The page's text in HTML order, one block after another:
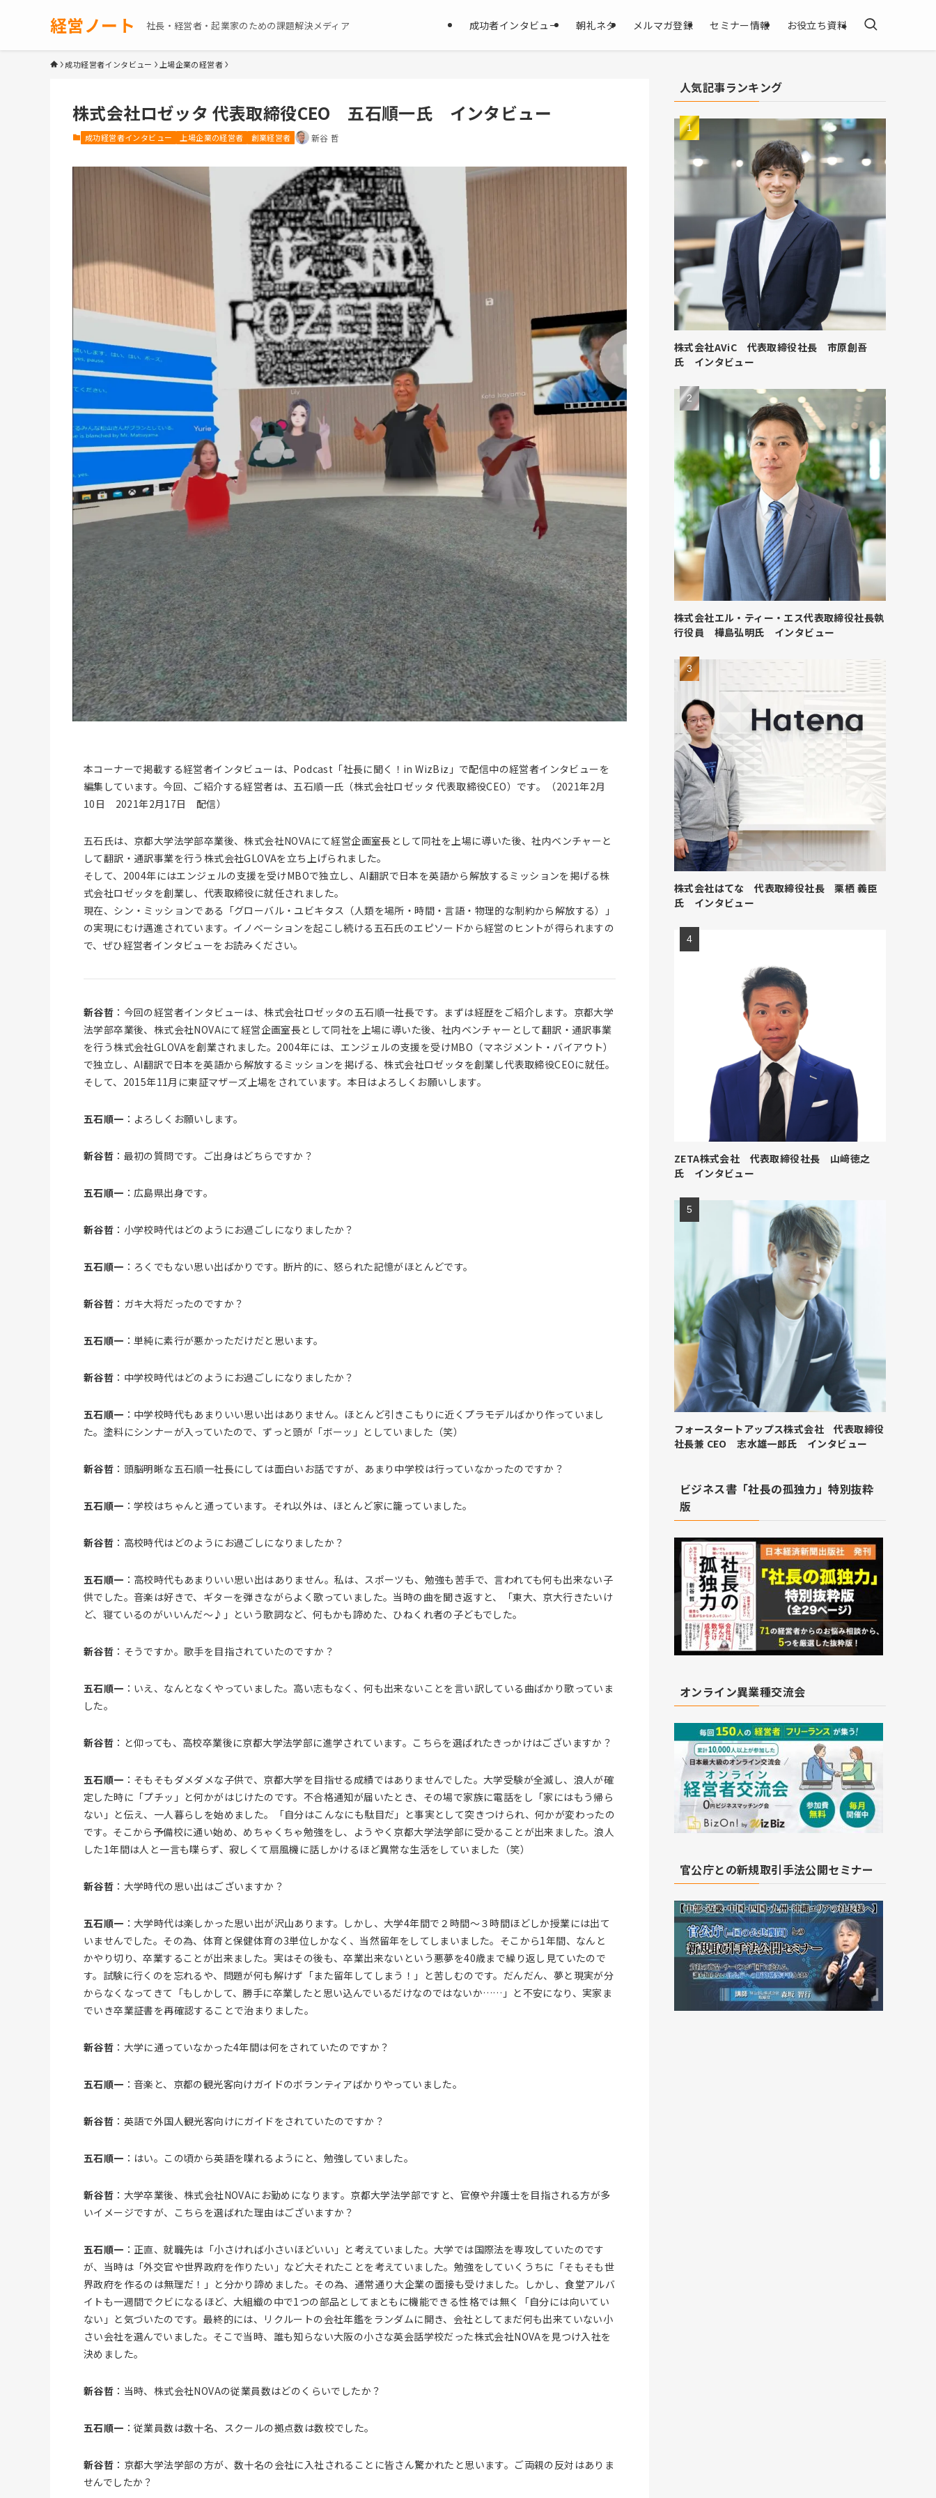
経営ノート 社長・経営者・起業家のための課題解決メディア 成功者インタビュー 朝礼ネタ メルマガ登録 セミナー情報 お役立ち資料
成功経営者インタビュー 上場企業の経営者
株式会社ロゼッタ 代表取締役CEO 五石順一氏 インタビュー
成功経営者インタビュー 上場企業の経営者 創業経営者 新谷 哲
本コーナーで掲載する経営者インタビューは、Podcast「社長に聞く！in WizBiz」で配信中の経営者インタビューを
編集しています。今回、ご紹介する経営者は、五石順一氏（株式会社ロゼッタ 代表取締役CEO）です。（2021年2月
10日 2021年2月17日 配信）
五石氏は、京都大学法学部卒業後、株式会社NOVAにて経営企画室長として同社を上場に導いた後、社内ベンチャーと
して翻訳・通訳事業を行う株式会社GLOVAを立ち上げられました。
そして、2004年にはエンジェルの支援を受けMBOで独立し、AI翻訳で日本を英語から解放するミッションを掲げる株
式会社ロゼッタを創業し、代表取締役に就任されました。
現在、シン・ミッションである「グローバル・ユビキタス（人類を場所・時間・言語・物理的な制約から解放する）」
の実現にむけ邁進されています。イノベーションを起こし続ける五石氏のエピソードから経営のヒントが得られますの
で、ぜひ経営者インタビューをお読みください。
新谷哲 ：今回の経営者インタビューは、株式会社ロゼッタの五石順一社長です。まずは経歴をご紹介します。京都大学
法学部卒業後、株式会社NOVAにて経営企画室長として同社を上場に導いた後、社内ベンチャーとして翻訳・通訳事業
を行う株式会社GLOVAを創業されました。2004年には、エンジェルの支援を受けMBO（マネジメント・バイアウト）
で独立し、AI翻訳で日本を英語から解放するミッションを掲げる、株式会社ロゼッタを創業し代表取締役CEOに就任。
そして、2015年11月に東証マザーズ上場をされています。本日はよろしくお願いします。
五石順一 ：よろしくお願いします。
新谷哲 ：最初の質問です。ご出身はどちらですか？
五石順一 ：広島県出身です。
新谷哲 ：小学校時代はどのようにお過ごしになりましたか？
五石順一 ：ろくでもない思い出ばかりです。断片的に、怒られた記憶がほとんどです。
新谷哲 ：ガキ大将だったのですか？
五石順一 ：単純に素行が悪かっただけだと思います。
新谷哲 ：中学校時代はどのようにお過ごしになりましたか？
五石順一 ：中学校時代もあまりいい思い出はありません。ほとんど引きこもりに近くプラモデルばかり作っていまし
た。塗料にシンナーが入っていたので、ずっと頭が「ボーッ」としていました（笑）
新谷哲 ：頭脳明晰な五石順一社長にしては面白いお話ですが、あまり中学校は行っていなかったのですか？
五石順一 ：学校はちゃんと通っています。それ以外は、ほとんど家に籠っていました。
新谷哲 ：高校時代はどのようにお過ごしになりましたか？
五石順一 ：高校時代もあまりいい思い出はありません。私は、スポーツも、勉強も苦手で、言われても何も出来ない子
供でした。音楽は好きで、ギターを弾きながらよく歌っていました。当時の曲を聞き返すと、「東大、京大行きたいけ
ど、寝ているのがいいんだ～♪」という歌詞など、何もかも諦めた、ひねくれ者の子どもでした。
新谷哲 ：そうですか。歌手を目指されていたのですか？
五石順一 ：いえ、なんとなくやっていました。高い志もなく、何も出来ないことを言い訳している曲ばかり歌っていま
した。
新谷哲 ：と仰っても、高校卒業後に京都大学法学部に進学されています。こちらを選ばれたきっかけはございますか？
五石順一 ：そもそもダメダメな子供で、京都大学を目指せる成績ではありませんでした。大学受験が全滅し、浪人が確
定した時に「プチッ」と何かがはじけたのです。不合格通知が届いたとき、その場で家族に電話をし「家にはもう帰ら
ない」と伝え、一人暮らしを始めました。「自分はこんなにも駄目だ」と事実として突きつけられ、何かが変わったの
です。そこから予備校に通い始め、めちゃくちゃ勉強をし、ようやく京都大学法学部に受かることが出来ました。浪人
した1年間は人と一言も喋らず、寂しくて扇風機に話しかけるほど異常な生活をしていました（笑）
新谷哲 ：大学時代の思い出はございますか？
五石順一 ：大学時代は楽しかった思い出が沢山あります。しかし、大学4年間で２時間～３時間ほどしか授業には出て
いませんでした。その為、体育と保健体育の3単位しかなく、当然留年をしてしまいました。そこから1年間、なんと
かやり切り、卒業することが出来ました。実はその後も、卒業出来ないという悪夢を40歳まで繰り返し見ていたので
す。試験に行くのを忘れるや、問題が何も解けず「また留年してしまう！」と苦しむのです。だんだん、夢と現実が分
からなくなってきて「もしかして、勝手に卒業したと思い込んでいるだけなのではないか……」と不安になり、実家ま
でいき卒業証書を再確認することで治まりました。
新谷哲 ：大学に通っていなかった4年間は何をされていたのですか？
五石順一 ：音楽と、京都の観光客向けガイドのボランティアばかりやっていました。
新谷哲 ：英語で外国人観光客向けにガイドをされていたのですか？
五石順一 ：はい。この頃から英語を喋れるようにと、勉強していました。
新谷哲 ：大学卒業後、株式会社NOVAにお勤めになります。京都大学法学部ですと、官僚や弁護士を目指される方が多
いイメージですが、こちらを選ばれた理由はございますか？
五石順一 ：正直、就職先は「小さければ小さいほどいい」と考えていました。大学では国際法を専攻していたのです
が、当時は「外交官や世界政府を作りたい」など大それたことを考えていました。勉強をしていくうちに「そもそも世
界政府を作るのは無理だ！」と分かり諦めました。その為、通常通り大企業の面接も受けました。しかし、食堂アルバ
イトも一週間でクビになるほど、大組織の中で1つの部品としてまともに機能できる性格では無く「自分には向いてい
ない」と気づいたのです。最終的には、リクルートの会社年鑑をランダムに開き、会社としてまだ何も出来ていない小
さい会社を選んでいました。そこで当時、誰も知らない大阪の小さな英会話学校だった株式会社NOVAを見つけ入社を
決めました。
新谷哲 ：当時、株式会社NOVAの従業員数はどのくらいでしたか？
五石順一 ：従業員数は数十名、スクールの拠点数は数校でした。
新谷哲 ：京都大学法学部の方が、数十名の会社に入社されることに皆さん驚かれたと思います。ご両親の反対はありま
せんでしたか？
人気記事ランキング
株式会社AViC 代表取締役社長 市原創吾
氏 インタビュー
株式会社エル・ティー・エス代表取締役社長執
行役員 樺島弘明氏 インタビュー
株式会社はてな 代表取締役社長 栗栖 義臣
氏 インタビュー
ZETA株式会社 代表取締役社長 山﨑徳之
氏 インタビュー
フォースタートアップス株式会社 代表取締役
社長兼 CEO 志水雄一郎氏 インタビュー
ビジネス書「社長の孤独力」特別抜粋
版
オンライン異業種交流会
官公庁との新規取引手法公開セミナー